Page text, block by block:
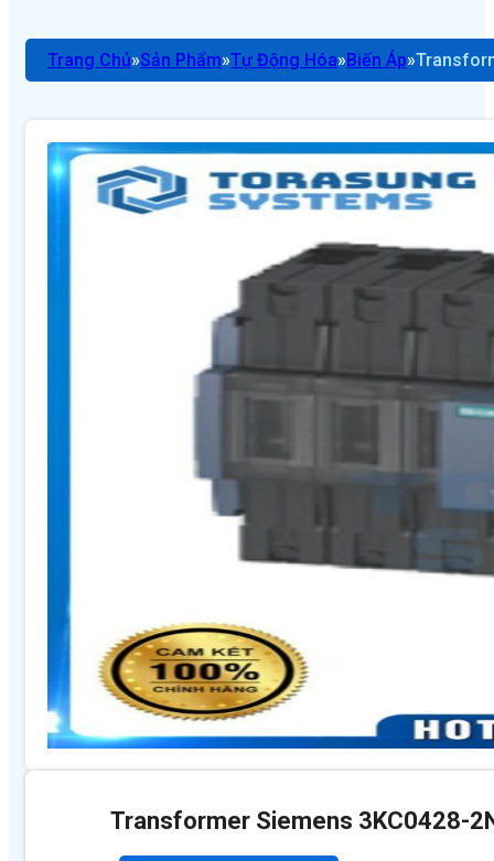
Trang Chủ Sản Phẩm Tự Động Hóa Biến Áp
Transformer Siemens 3KC0428-